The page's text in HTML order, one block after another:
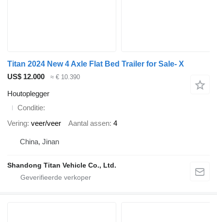
Titan 2024 New 4 Axle Flat Bed Trailer for Sale- X
US$ 12.000
≈ € 10.390
Houtoplegger
Conditie
Vering veer/veer Aantal assen 4
China, Jinan
Shandong Titan Vehicle Co., Ltd.